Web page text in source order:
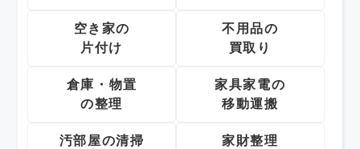
空き家の
片付け
不用品の
買取り
倉庫・物置
の整理
家具家電の
移動運搬
汚部屋の清掃 家財整理